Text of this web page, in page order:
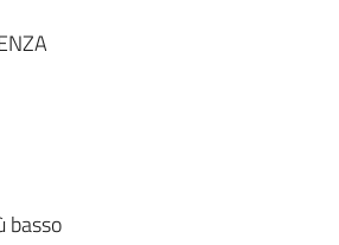
basso